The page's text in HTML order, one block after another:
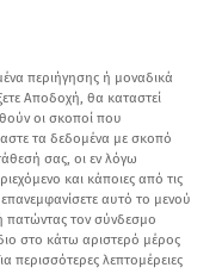
περιήγησης ή μοναδικά
Αποδοχή, θα καταστεί
οι σκοποί που
τα δεδομένα με σκοπό
σας, οι εν λόγω
και κάποιες από τις
επανεμφανίσετε αυτό το μενού
πατώντας τον σύνδεσμο
στο κάτω αριστερό μέρος
περισσότερες λεπτομέρειες